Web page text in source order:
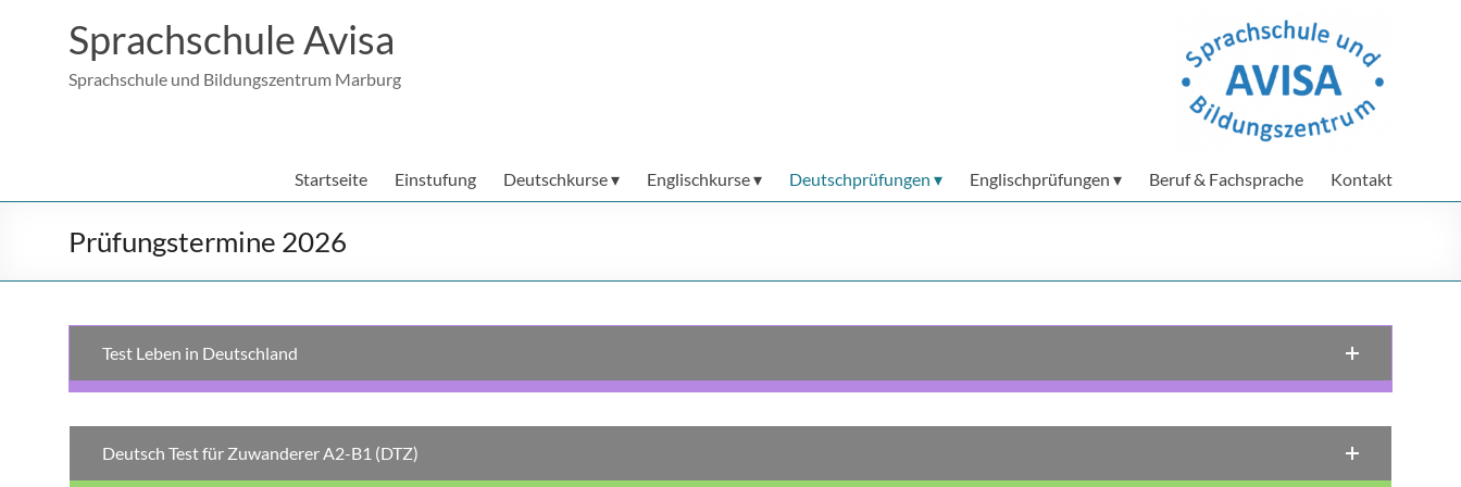
Sprachschule Avisa
Sprachschule und Bildungszentrum Marburg
Startseite Einstufung Deutschkurse Englischkurse Deutschprüfungen Englischprüfungen Beruf & Fachsprache Kontakt
Prüfungstermine 2026
Test Leben in Deutschland
Deutsch Test für Zuwanderer A2-B1 (DTZ)